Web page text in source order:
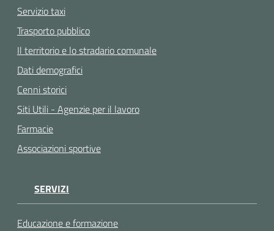
Servizio taxi
Trasporto pubblico
Il territorio e lo stradario comunale
Dati demografici
Cenni storici
Siti Utili - Agenzie per il lavoro
Farmacie
Associazioni sportive
SERVIZI
Educazione e formazione